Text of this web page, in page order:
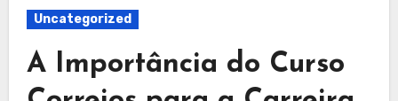
Uncategorized
A Importância do Curso